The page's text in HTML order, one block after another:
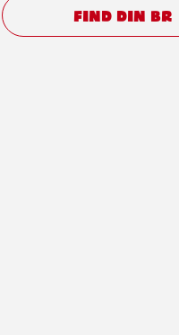
FIND DIN BR